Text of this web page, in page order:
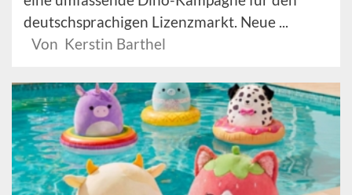
deutschsprachigen Lizenzmarkt. Neue ...
Von Kerstin Barthel